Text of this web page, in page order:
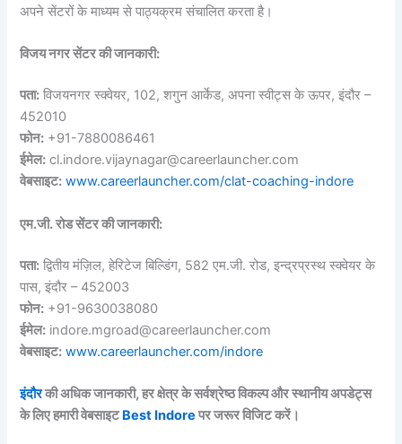
अपने सेंटरों के माध्यम से पाठ्यक्रम संचालित करता है।
विजय नगर सेंटर की जानकारी:
पता: विजयनगर स्क्वेयर, 102, शगुन आर्केड, अपना स्वीट्स के ऊपर, इंदौर –
452010
फोन: +91-7880086461
ईमेल: cl.indore.vijaynagar@careerlauncher.com
वेबसाइट: www.careerlauncher.com/clat-coaching-indore
एम.जी. रोड सेंटर की जानकारी:
पता: द्वितीय मंज़िल, हेरिटेज बिल्डिंग, 582 एम.जी. रोड, इन्द्रप्रस्थ स्क्वेयर के
पास, इंदौर – 452003
फोन: +91-9630038080
ईमेल: indore.mgroad@careerlauncher.com
वेबसाइट: www.careerlauncher.com/indore
इंदौरकी अधिक जानकारी, हर क्षेत्र के सर्वश्रेष्ठ विकल्प और स्थानीय अपडेट्स
के लिए हमारी वेबसाइटBest Indore पर जरूर विजिट करें।